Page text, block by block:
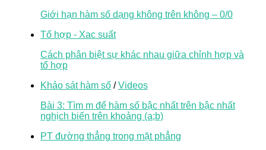
Giới hạn hàm số dạng không trên không – 0/0
Tổ hợp - Xac suất
Cách phân biệt sự khác nhau giữa chỉnh hợp và
tổ hợp
Khảo sát hàm số /Videos
Bài 3: Tìm m để hàm số bậc nhất trên bậc nhất
nghịch biến trên khoảng (a;b)
PT đường thẳng trong mặt phẳng